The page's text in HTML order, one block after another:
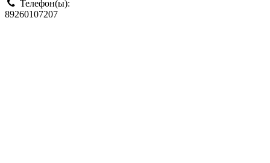
Телефон(ы):
89260107207